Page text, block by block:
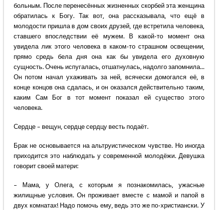
больным. После перенесённых жизненных скорбей эта женщина
обратилась к Богу. Так вот, она рассказывала, что ещё в
молодости пришла в дом своих друзей, где встретила человека,
ставшего впоследствии её мужем. В какой-то момент она
увидела лик этого человека в каком-то страшном освещении,
прямо средь бела дня она как бы увидела его духовную
сущность. Очень испугалась, отшатнулась, надолго запомнила...
Он потом начал ухаживать за ней, всячески домогался её, в
конце концов она сдалась, и он оказался действительно таким,
каким Сам Бог в тот момент показал ей существо этого
человека.
Сердце – вещун, сердце сердцу весть подаёт.
Брак не основывается на альтруистическом чувстве. Но иногда
приходится это наблюдать у современной молодёжи. Девушка
говорит своей матери:
– Мама, у Олега, с которым я познакомилась, ужасные
жилищные условия. Он проживает вместе с мамой и папой в
двух комнатах! Надо помочь ему, ведь это же по-христиански. У